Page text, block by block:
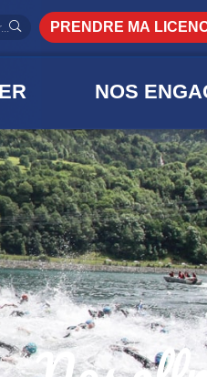
PRENDRE MA
NOS